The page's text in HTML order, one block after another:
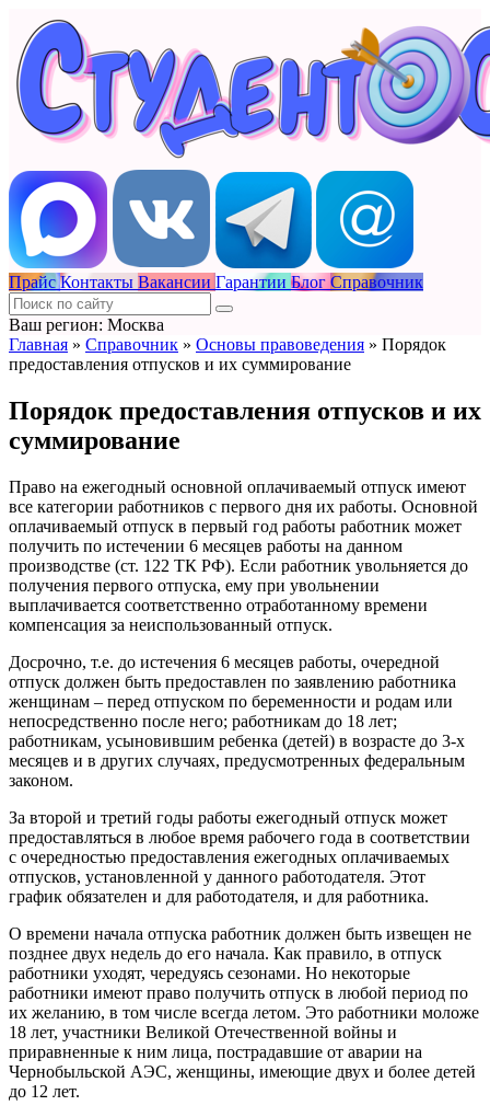
Прайс Контакты Вакансии Гарантии Блог Справочник
Ваш регион: Москва
Главная » Справочник » Основы правоведения » Порядок
предоставления отпусков и их суммирование
Порядок предоставления отпусков и их
суммирование
Право на ежегодный основной оплачиваемый отпуск имеют
все категории работников с первого дня их работы. Основной
оплачиваемый отпуск в первый год работы работник может
получить по истечении 6 месяцев работы на данном
производстве (ст. 122 ТК РФ). Если работник увольняется до
получения первого отпуска, ему при увольнении
выплачивается соответственно отработанному времени
компенсация за неиспользованный отпуск.
Досрочно, т.е. до истечения 6 месяцев работы, очередной
отпуск должен быть предоставлен по заявлению работника
женщинам – перед отпуском по беременности и родам или
непосредственно после него; работникам до 18 лет;
работникам, усыновившим ребенка (детей) в возрасте до 3-х
месяцев и в других случаях, предусмотренных федеральным
законом.
За второй и третий годы работы ежегодный отпуск может
предоставляться в любое время рабочего года в соответствии
с очередностью предоставления ежегодных оплачиваемых
отпусков, установленной у данного работодателя. Этот
график обязателен и для работодателя, и для работника.
О времени начала отпуска работник должен быть извещен не
позднее двух недель до его начала. Как правило, в отпуск
работники уходят, чередуясь сезонами. Но некоторые
работники имеют право получить отпуск в любой период по
их желанию, в том числе всегда летом. Это работники моложе
18 лет, участники Великой Отечественной войны и
приравненные к ним лица, пострадавшие от аварии на
Чернобыльской АЭС, женщины, имеющие двух и более детей
до 12 лет.